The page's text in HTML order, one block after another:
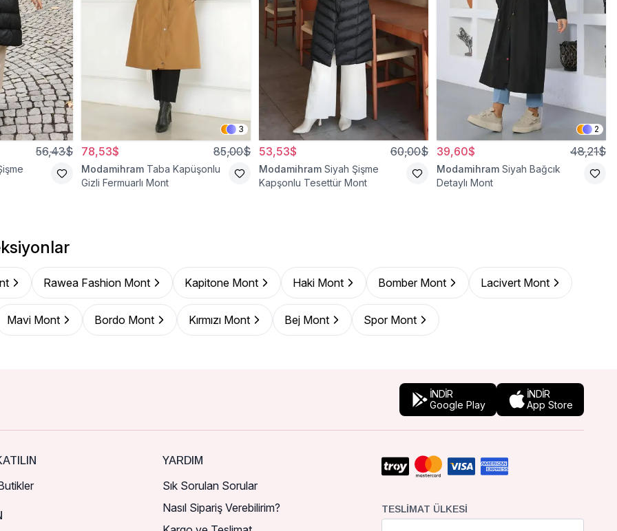
56,43$
3
78,53$ 85,00$
Modamihram Taba Kapüşonlu
Gizli Fermuarlı Mont
53,53$ 60,00$
Modamihram Siyah Şişme
Kapşonlu Tesettür Mont
2
39,60$ 48,21$
Modamihram Siyah Bağcık
Detaylı Mont
Rawea Fashion Mont Kapitone Mont Haki Mont Bomber Mont Lacivert Mont
Mavi Mont Bordo Mont Kırmızı Mont Bej Mont Spor Mont
İNDİR
Google Play
İNDİR
App Store
YARDIM
Sık Sorulan Sorular
Nasıl Sipariş Verebilirim?
TESLIMAT ÜLKESI